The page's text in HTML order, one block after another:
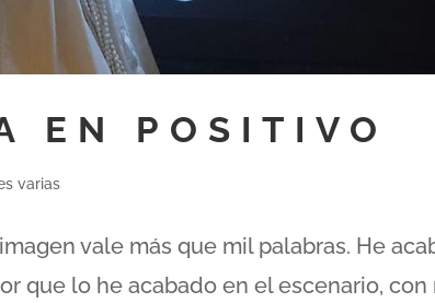
EN POSITIVO
varias
vale más que mil palabras. He
que lo he acabado en el escenario,